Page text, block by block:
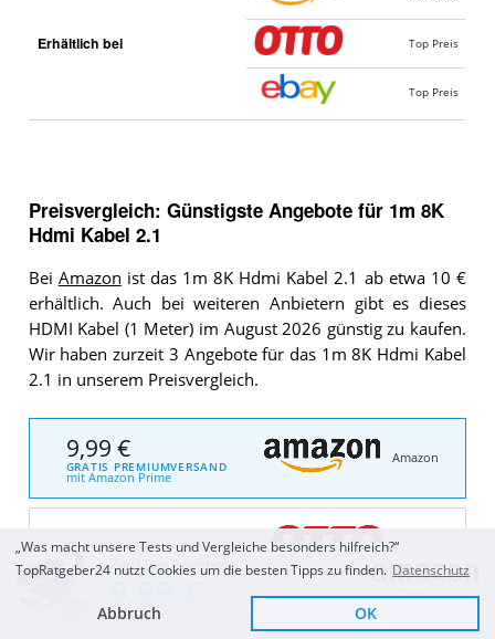
Zum Top Angebot
KOSTENLOSE LIEFERUNG Sofort Lieferbar
Erhältlich bei Top Preis
Top Preis
Preisvergleich: Günstigste Angebote für 1m 8K
Hdmi Kabel 2.1
Bei Amazon ist das 1m 8K Hdmi Kabel 2.1 ab etwa 10 €
erhältlich. Auch bei weiteren Anbietern gibt es dieses
HDMI Kabel (1 Meter) im August 2026 günstig zu kaufen.
Wir haben zurzeit 3 Angebote für das 1m 8K Hdmi Kabel
2.1 in unserem Preisvergleich.
9,99 €
GRATIS PREMIUMVERSAND
mit Amazon Prime
Amazon
Top Preis OTTO
eBay
„Was macht unsere Tests und Vergleiche besonders hilfreich?“
TopRatgeber24 nutzt Cookies um die besten Tipps zu finden. Datenschutz
Abbruch OK